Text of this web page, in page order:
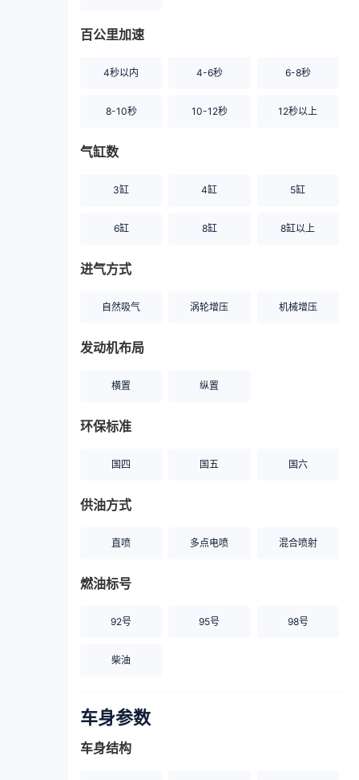
百公里加速
4秒以内 4-6秒 6-8秒
8-10秒 10-12秒 12秒以上
气缸数
3缸 4缸 5缸
6缸 8缸 8缸以上
进气方式
自然吸气 涡轮增压 机械增压
发动机布局
横置 纵置
环保标准
国四 国五 国六
供油方式
直喷 多点电喷 混合喷射
燃油标号
92号 95号 98号
柴油
车身参数
车身结构